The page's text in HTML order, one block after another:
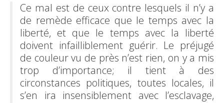
Ce mal est de ceux contre lesquels il n’y a
de remède efficace que le temps avec la
liberté, et que le temps avec la liberté
doivent infailliblement guérir. Le préjugé
de couleur vu de près n’est rien, on y a mis
trop d’importance; il tient à des
circonstances politiques, toutes locales, il
s’en ira insensiblement avec l’esclavage,